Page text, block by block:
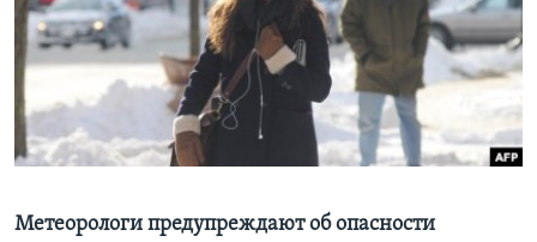
Learning English
СОЦИАЛЬНЫЕ СЕТИ
Языки
Метеорологи предупреждают об опасности